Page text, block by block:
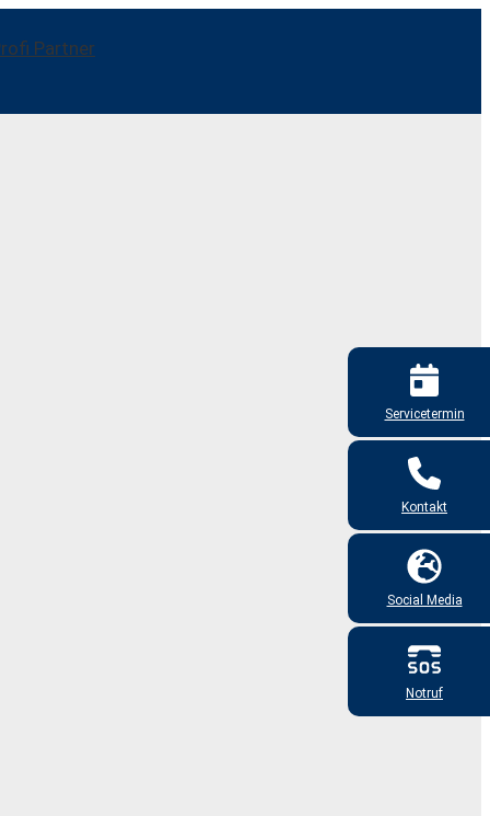
Servicetermin
Kontakt
Social Media
Notruf